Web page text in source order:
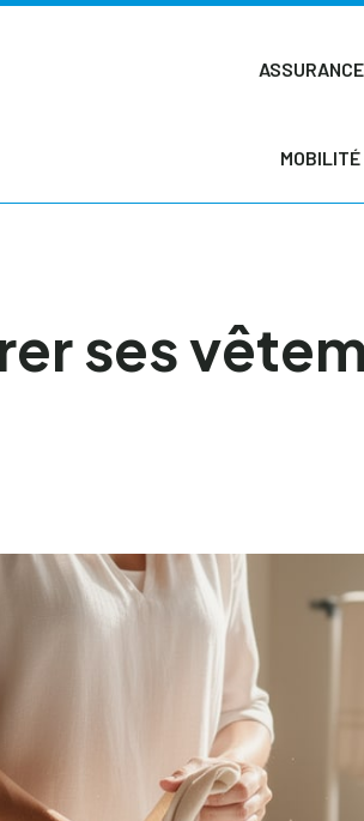
ASSURANCE
MOBILITÉ
ses